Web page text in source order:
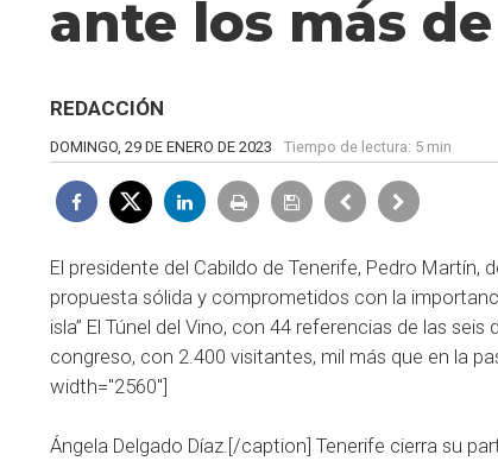
ante los más
REDACCIÓN
DOMINGO, 29 DE ENERO DE 2023 Tiempo de lectura: 5 min
El presidente del Cabildo de Tenerife, Pedro
propuesta sólida y comprometidos con la
isla” El Túnel del Vino, con 44 referencias de las
congreso, con 2.400 visitantes, mil más que en la
width="2560"]
Ángela Delgado Díaz.[/caption] Tenerife cierra su